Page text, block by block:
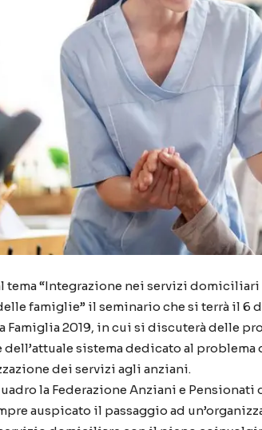
tema “Integrazione nei servizi
famiglie” il seminario che si terrà il 6
Famiglia 2019, in cui si discuterà delle
sistema dedicato al problema
dei servizi agli anziani.
la Federazione Anziani e Pensionati
auspicato il passaggio ad